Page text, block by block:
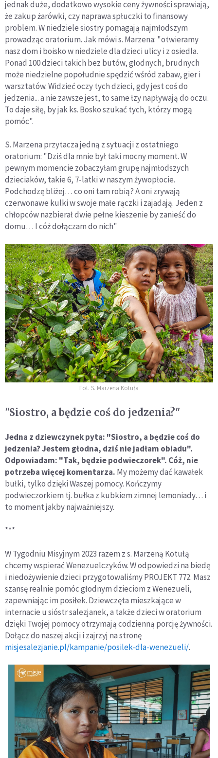
jednak duże, dodatkowo wysokie ceny żywności sprawiają,
że zakup żarówki, czy naprawa spłuczki to finansowy
problem. W niedziele siostry pomagają najmłodszym
prowadząc oratorium. Jak mówi s. Marzena: "otwieramy
nasz dom i boisko w niedziele dla dzieci ulicy i z osiedla.
Ponad 100 dzieci takich bez butów, głodnych, brudnych
może niedzielne popołudnie spędzić wśród zabaw, gier i
warsztatów. Widzieć oczy tych dzieci, gdy jest coś do
jedzenia... a nie zawsze jest, to same łzy napływają do oczu.
To daje siłę, by jak ks. Bosko szukać tych, którzy mogą
pomóc".
S. Marzena przytacza jedną z sytuacji z ostatniego
oratorium: "Dziś dla mnie był taki mocny moment. W
pewnym momencie zobaczyłam grupę najmłodszych
dzieciaków, takie 6, 7-latki w naszym żywopłocie.
Podchodzę bliżej… co oni tam robią? A oni zrywają
czerwonawe kulki w swoje małe rączki i zajadają. Jeden z
chłopców nazbierał dwie pełne kieszenie by zanieść do
domu… I cóż dołączam do nich"
Fot. S. Marzena Kotuła
"Siostro, a będzie coś do jedzenia?"
Jedna z dziewczynek pyta: "Siostro, a będzie coś do
jedzenia? Jestem głodna, dziś nie jadłam obiadu".
Odpowiadam: "Tak, będzie podwieczorek". Cóż, nie
potrzeba więcej komentarza. My możemy dać kawałek
bułki, tylko dzięki Waszej pomocy. Kończymy
podwieczorkiem tj. bułka z kubkiem zimnej lemoniady… i
to moment jakby najważniejszy.
***
W Tygodniu Misyjnym 2023 razem z s. Marzeną Kotułą
chcemy wspierać Wenezuelczyków. W odpowiedzi na biedę
i niedożywienie dzieci przygotowaliśmy PROJEKT 772. Masz
szansę realnie pomóc głodnym dzieciom z Wenezueli,
zapewniając im posiłek. Dziewczęta mieszkające w
internacie u sióstr salezjanek, a także dzieci w oratorium
dzięki Twojej pomocy otrzymają codzienną porcję żywności.
Dołącz do naszej akcji i zajrzyj na stronę
misjesalezjanie.pl/kampanie/posilek-dla-wenezueli/.